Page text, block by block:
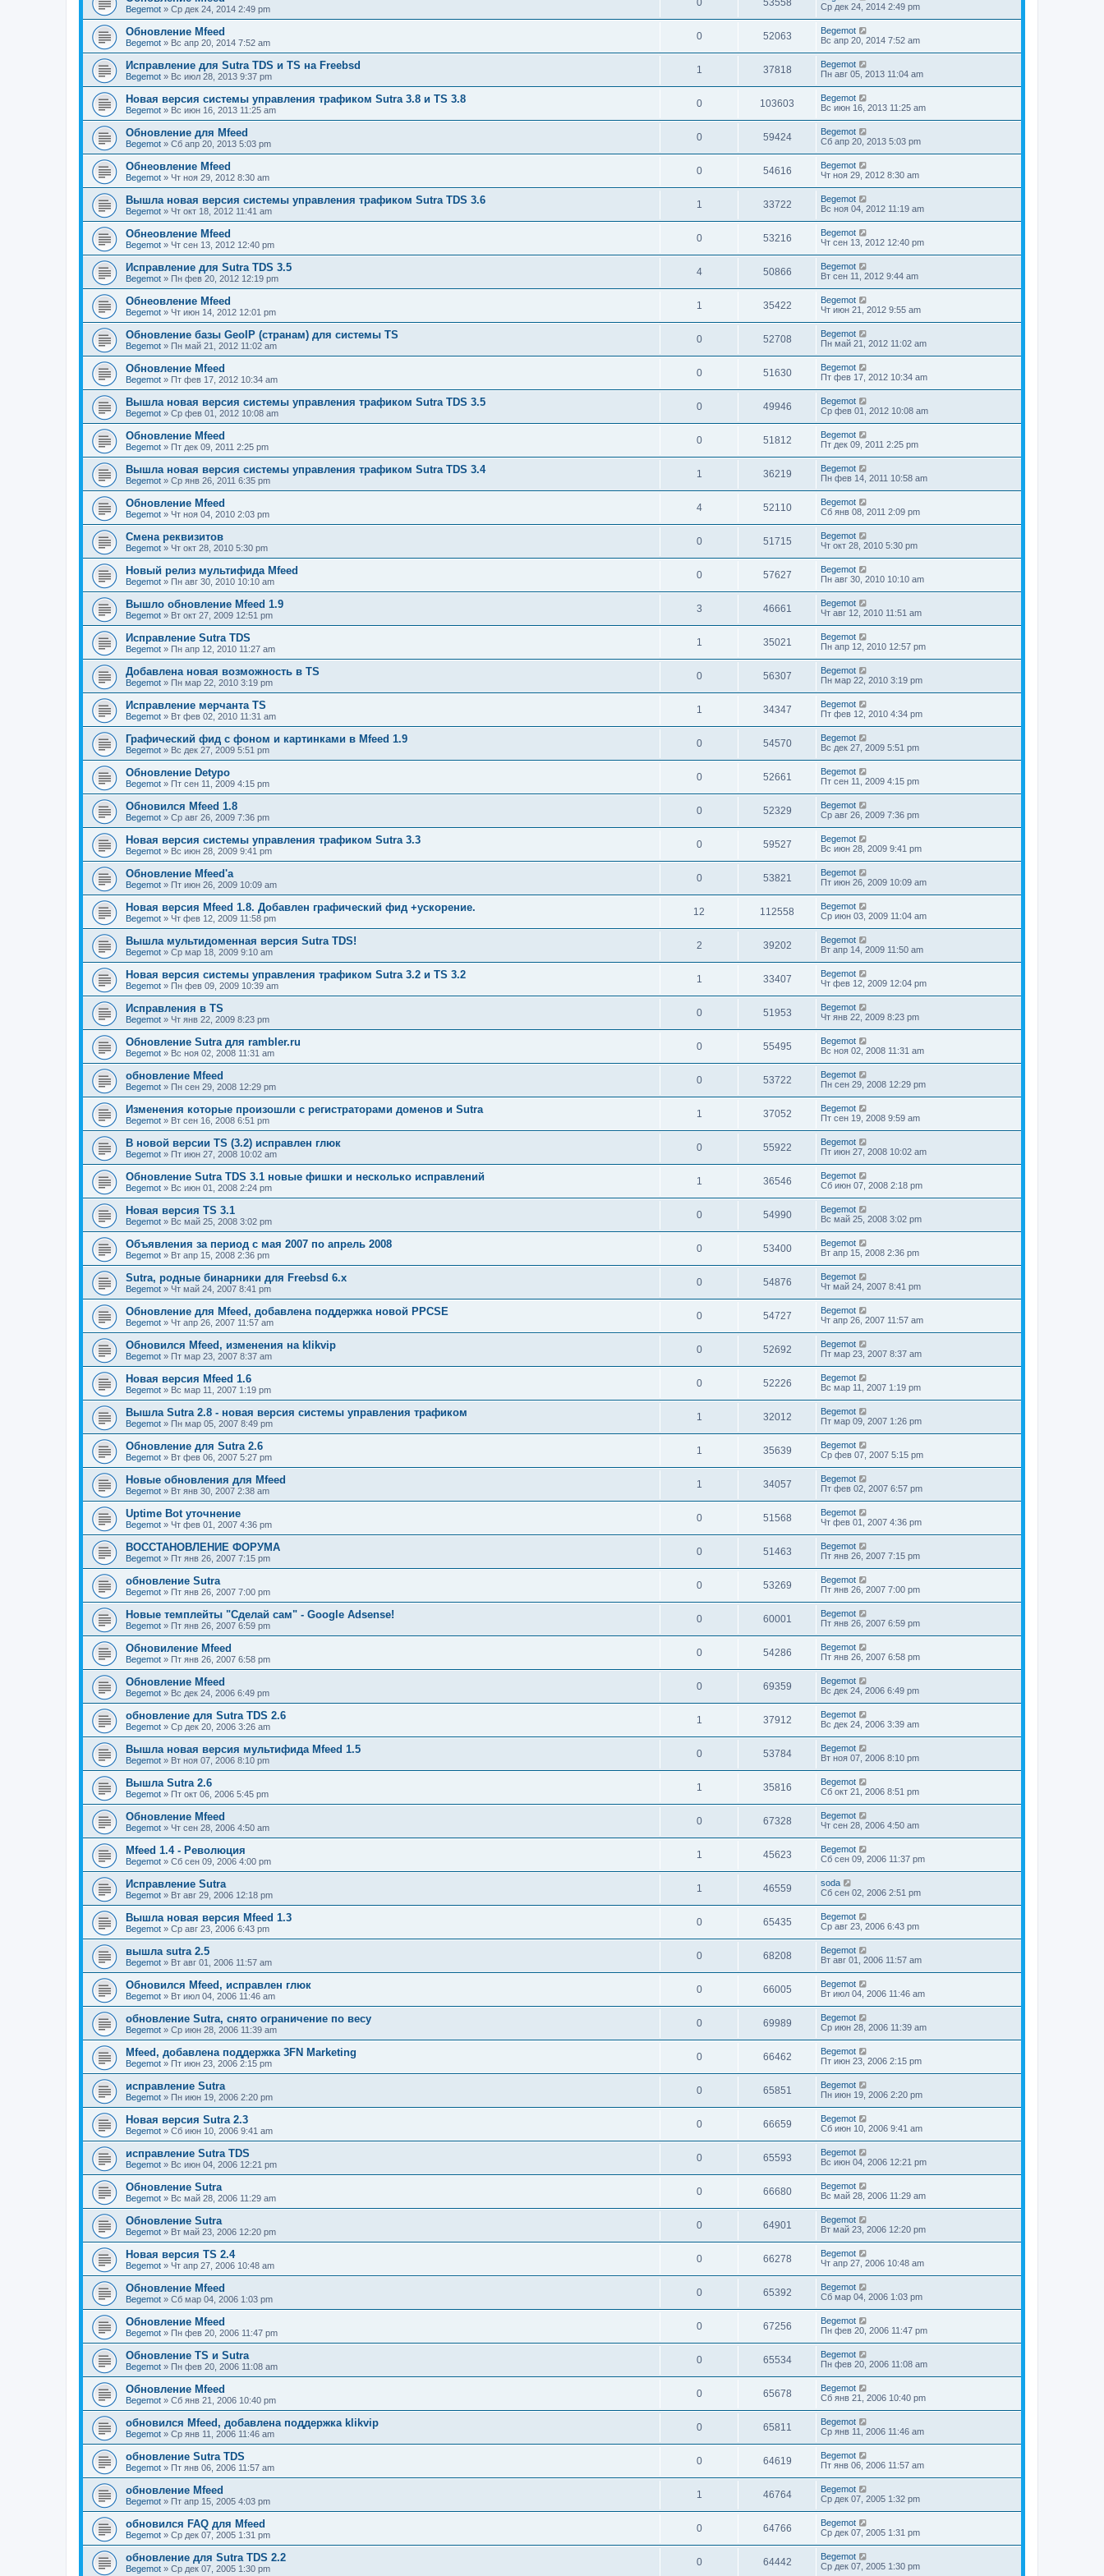
Begemot » Ср дек 24, 2014 2:49 pm
0 53558
Ср дек 24, 2014 2:49 pm
Обновление Mfeed
Begemot » Вс апр 20, 2014 7:52 am
0 52063
Begemot
Вс апр 20, 2014 7:52 am
Исправление для Sutra TDS и TS на Freebsd
Begemot » Вс июл 28, 2013 9:37 pm
1 37818
Begemot
Пн авг 05, 2013 11:04 am
Новая версия системы управления трафиком Sutra 3.8 и TS 3.8
Begemot » Вс июн 16, 2013 11:25 am
0 103603
Begemot
Вс июн 16, 2013 11:25 am
Обновление для Mfeed
Begemot » Сб апр 20, 2013 5:03 pm
0 59424
Begemot
Сб апр 20, 2013 5:03 pm
Обнеовление Mfeed
Begemot » Чт ноя 29, 2012 8:30 am
0 54616
Begemot
Чт ноя 29, 2012 8:30 am
Вышла новая версия системы управления трафиком Sutra TDS 3.6
Begemot » Чт окт 18, 2012 11:41 am
1 33722
Begemot
Вс ноя 04, 2012 11:19 am
Обнеовление Mfeed
Begemot » Чт сен 13, 2012 12:40 pm
0 53216
Begemot
Чт сен 13, 2012 12:40 pm
Исправление для Sutra TDS 3.5
Begemot » Пн фев 20, 2012 12:19 pm
4 50866
Begemot
Вт сен 11, 2012 9:44 am
Обнеовление Mfeed
Begemot » Чт июн 14, 2012 12:01 pm
1 35422
Begemot
Чт июн 21, 2012 9:55 am
Обновление базы GeoIP (странам) для системы TS
Begemot » Пн май 21, 2012 11:02 am
0 52708
Begemot
Пн май 21, 2012 11:02 am
Обновление Mfeed
Begemot » Пт фев 17, 2012 10:34 am
0 51630
Begemot
Пт фев 17, 2012 10:34 am
Вышла новая версия системы управления трафиком Sutra TDS 3.5
Begemot » Ср фев 01, 2012 10:08 am
0 49946
Begemot
Ср фев 01, 2012 10:08 am
Обновление Mfeed
Begemot » Пт дек 09, 2011 2:25 pm
0 51812
Begemot
Пт дек 09, 2011 2:25 pm
Вышла новая версия системы управления трафиком Sutra TDS 3.4
Begemot » Ср янв 26, 2011 6:35 pm
1 36219
Begemot
Пн фев 14, 2011 10:58 am
Обновление Mfeed
Begemot » Чт ноя 04, 2010 2:03 pm
4 52110
Begemot
Сб янв 08, 2011 2:09 pm
Смена реквизитов
Begemot » Чт окт 28, 2010 5:30 pm
0 51715
Begemot
Чт окт 28, 2010 5:30 pm
Новый релиз мультифида Mfeed
Begemot » Пн авг 30, 2010 10:10 am
0 57627
Begemot
Пн авг 30, 2010 10:10 am
Вышло обновление Mfeed 1.9
Begemot » Вт окт 27, 2009 12:51 pm
3 46661
Begemot
Чт авг 12, 2010 11:51 am
Исправление Sutra TDS
Begemot » Пн апр 12, 2010 11:27 am
1 35021
Begemot
Пн апр 12, 2010 12:57 pm
Добавлена новая возможность в TS
Begemot » Пн мар 22, 2010 3:19 pm
0 56307
Begemot
Пн мар 22, 2010 3:19 pm
Исправление мерчанта TS
Begemot » Вт фев 02, 2010 11:31 am
1 34347
Begemot
Пт фев 12, 2010 4:34 pm
Графический фид с фоном и картинками в Mfeed 1.9
Begemot » Вс дек 27, 2009 5:51 pm
0 54570
Begemot
Вс дек 27, 2009 5:51 pm
Обновление Detypo
Begemot » Пт сен 11, 2009 4:15 pm
0 52661
Begemot
Пт сен 11, 2009 4:15 pm
Обновился Mfeed 1.8
Begemot » Ср авг 26, 2009 7:36 pm
0 52329
Begemot
Ср авг 26, 2009 7:36 pm
Новая версия системы управления трафиком Sutra 3.3
Begemot » Вс июн 28, 2009 9:41 pm
0 59527
Begemot
Вс июн 28, 2009 9:41 pm
Обновление Mfeed'а
Begemot » Пт июн 26, 2009 10:09 am
0 53821
Begemot
Пт июн 26, 2009 10:09 am
Новая версия Mfeed 1.8. Добавлен графический фид +ускорение.
Begemot » Чт фев 12, 2009 11:58 pm
12 112558
Begemot
Ср июн 03, 2009 11:04 am
Вышла мультидоменная версия Sutra TDS!
Begemot » Ср мар 18, 2009 9:10 am
2 39202
Begemot
Вт апр 14, 2009 11:50 am
Новая версия системы управления трафиком Sutra 3.2 и TS 3.2
Begemot » Пн фев 09, 2009 10:39 am
1 33407
Begemot
Чт фев 12, 2009 12:04 pm
Исправления в TS
Begemot » Чт янв 22, 2009 8:23 pm
0 51953
Begemot
Чт янв 22, 2009 8:23 pm
Обновление Sutra для rambler.ru
Begemot » Вс ноя 02, 2008 11:31 am
0 55495
Begemot
Вс ноя 02, 2008 11:31 am
обновление Mfeed
Begemot » Пн сен 29, 2008 12:29 pm
0 53722
Begemot
Пн сен 29, 2008 12:29 pm
Изменения которые произошли с регистраторами доменов и Sutra
Begemot » Вт сен 16, 2008 6:51 pm
1 37052
Begemot
Пт сен 19, 2008 9:59 am
В новой версии TS (3.2) исправлен глюк
Begemot » Пт июн 27, 2008 10:02 am
0 55922
Begemot
Пт июн 27, 2008 10:02 am
Обновление Sutra TDS 3.1 новые фишки и несколько исправлений
Begemot » Вс июн 01, 2008 2:24 pm
1 36546
Begemot
Сб июн 07, 2008 2:18 pm
Новая версия TS 3.1
Begemot » Вс май 25, 2008 3:02 pm
0 54990
Begemot
Вс май 25, 2008 3:02 pm
Объявления за период с мая 2007 по апрель 2008
Begemot » Вт апр 15, 2008 2:36 pm
0 53400
Begemot
Вт апр 15, 2008 2:36 pm
Sutra, родные бинарники для Freebsd 6.x
Begemot » Чт май 24, 2007 8:41 pm
0 54876
Begemot
Чт май 24, 2007 8:41 pm
Обновление для Mfeed, добавлена поддержка новой PPCSE
Begemot » Чт апр 26, 2007 11:57 am
0 54727
Begemot
Чт апр 26, 2007 11:57 am
Обновился Mfeed, изменения на klikvip
Begemot » Пт мар 23, 2007 8:37 am
0 52692
Begemot
Пт мар 23, 2007 8:37 am
Новая версия Mfeed 1.6
Begemot » Вс мар 11, 2007 1:19 pm
0 52226
Begemot
Вс мар 11, 2007 1:19 pm
Вышла Sutra 2.8 - новая версия системы управления трафиком
Begemot » Пн мар 05, 2007 8:49 pm
1 32012
Begemot
Пт мар 09, 2007 1:26 pm
Обновление для Sutra 2.6
Begemot » Вт фев 06, 2007 5:27 pm
1 35639
Begemot
Ср фев 07, 2007 5:15 pm
Новые обновления для Mfeed
Begemot » Вт янв 30, 2007 2:38 am
1 34057
Begemot
Пт фев 02, 2007 6:57 pm
Uptime Bot уточнение
Begemot » Чт фев 01, 2007 4:36 pm
0 51568
Begemot
Чт фев 01, 2007 4:36 pm
ВОССТАНОВЛЕНИЕ ФОРУМА
Begemot » Пт янв 26, 2007 7:15 pm
0 51463
Begemot
Пт янв 26, 2007 7:15 pm
обновление Sutra
Begemot » Пт янв 26, 2007 7:00 pm
0 53269
Begemot
Пт янв 26, 2007 7:00 pm
Новые темплейты "Cделай сам" - Google Adsense!
Begemot » Пт янв 26, 2007 6:59 pm
0 60001
Begemot
Пт янв 26, 2007 6:59 pm
Обновиление Mfeed
Begemot » Пт янв 26, 2007 6:58 pm
0 54286
Begemot
Пт янв 26, 2007 6:58 pm
Обновление Mfeed
Begemot » Вс дек 24, 2006 6:49 pm
0 69359
Begemot
Вс дек 24, 2006 6:49 pm
обновление для Sutra TDS 2.6
Begemot » Ср дек 20, 2006 3:26 am
1 37912
Begemot
Вс дек 24, 2006 3:39 am
Вышла новая версия мультифида Mfeed 1.5
Begemot » Вт ноя 07, 2006 8:10 pm
0 53784
Begemot
Вт ноя 07, 2006 8:10 pm
Вышла Sutra 2.6
Begemot » Пт окт 06, 2006 5:45 pm
1 35816
Begemot
Сб окт 21, 2006 8:51 pm
Обновление Mfeed
Begemot » Чт сен 28, 2006 4:50 am
0 67328
Begemot
Чт сен 28, 2006 4:50 am
Mfeed 1.4 - Революция
Begemot » Сб сен 09, 2006 4:00 pm
1 45623
Begemot
Сб сен 09, 2006 11:37 pm
Исправление Sutra
Begemot » Вт авг 29, 2006 12:18 pm
1 46559
soda
Сб сен 02, 2006 2:51 pm
Вышла новая версия Mfeed 1.3
Begemot » Ср авг 23, 2006 6:43 pm
0 65435
Begemot
Ср авг 23, 2006 6:43 pm
вышла sutra 2.5
Begemot » Вт авг 01, 2006 11:57 am
0 68208
Begemot
Вт авг 01, 2006 11:57 am
Обновился Mfeed, исправлен глюк
Begemot » Вт июл 04, 2006 11:46 am
0 66005
Begemot
Вт июл 04, 2006 11:46 am
обновление Sutra, снято ограничение по весу
Begemot » Ср июн 28, 2006 11:39 am
0 69989
Begemot
Ср июн 28, 2006 11:39 am
Mfeed, добавлена поддержка 3FN Marketing
Begemot » Пт июн 23, 2006 2:15 pm
0 66462
Begemot
Пт июн 23, 2006 2:15 pm
исправление Sutra
Begemot » Пн июн 19, 2006 2:20 pm
0 65851
Begemot
Пн июн 19, 2006 2:20 pm
Новая версия Sutra 2.3
Begemot » Сб июн 10, 2006 9:41 am
0 66659
Begemot
Сб июн 10, 2006 9:41 am
исправление Sutra TDS
Begemot » Вс июн 04, 2006 12:21 pm
0 65593
Begemot
Вс июн 04, 2006 12:21 pm
Обновление Sutra
Begemot » Вс май 28, 2006 11:29 am
0 66680
Begemot
Вс май 28, 2006 11:29 am
Обновление Sutra
Begemot » Вт май 23, 2006 12:20 pm
0 64901
Begemot
Вт май 23, 2006 12:20 pm
Новая версия TS 2.4
Begemot » Чт апр 27, 2006 10:48 am
0 66278
Begemot
Чт апр 27, 2006 10:48 am
Обновление Mfeed
Begemot » Сб мар 04, 2006 1:03 pm
0 65392
Begemot
Сб мар 04, 2006 1:03 pm
Обновление Mfeed
Begemot » Пн фев 20, 2006 11:47 pm
0 67256
Begemot
Пн фев 20, 2006 11:47 pm
Обновление TS и Sutra
Begemot » Пн фев 20, 2006 11:08 am
0 65534
Begemot
Пн фев 20, 2006 11:08 am
Обновление Mfeed
Begemot » Сб янв 21, 2006 10:40 pm
0 65678
Begemot
Сб янв 21, 2006 10:40 pm
обновился Mfeed, добавлена поддержка klikvip
Begemot » Ср янв 11, 2006 11:46 am
0 65811
Begemot
Ср янв 11, 2006 11:46 am
обновление Sutra TDS
Begemot » Пт янв 06, 2006 11:57 am
0 64619
Begemot
Пт янв 06, 2006 11:57 am
обновление Mfeed
Begemot » Пт апр 15, 2005 4:03 pm
1 46764
Begemot
Ср дек 07, 2005 1:32 pm
обновился FAQ для Mfeed
Begemot » Ср дек 07, 2005 1:31 pm
0 64766
Begemot
Ср дек 07, 2005 1:31 pm
обновление для Sutra TDS 2.2
Begemot » Ср дек 07, 2005 1:30 pm
0 64442
Begemot
Ср дек 07, 2005 1:30 pm